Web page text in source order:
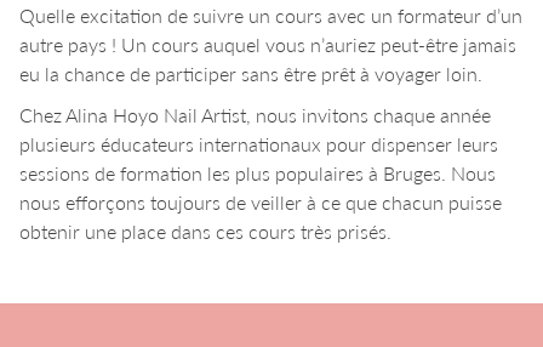
Quelle excitation de suivre un cours avec un formateur d’un
autre pays ! Un cours auquel vous n’auriez peut-être jamais
eu la chance de participer sans être prêt à voyager loin.
Chez Alina Hoyo Nail Artist, nous invitons chaque année
plusieurs éducateurs internationaux pour dispenser leurs
sessions de formation les plus populaires à Bruges. Nous
nous efforçons toujours de veiller à ce que chacun puisse
obtenir une place dans ces cours très prisés.